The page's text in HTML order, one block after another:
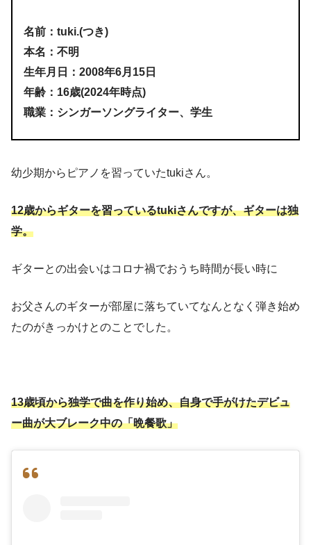
名前：tuki.(つき)
本名：不明
生年月日：2008年6月15日
年齢：16歳(2024年時点)
職業：シンガーソングライター、学生
幼少期からピアノを習っていたtukiさん。
12歳からギターを習っているtukiさんですが、ギターは独
学。
ギターとの出会いはコロナ禍でおうち時間が長い時に
お父さんのギターが部屋に落ちていてなんとなく弾き始め
たのがきっかけとのことでした。
13歳頃から独学で曲を作り始め、自身で手がけたデビュ
ー曲が大ブレーク中の「晩餐歌」